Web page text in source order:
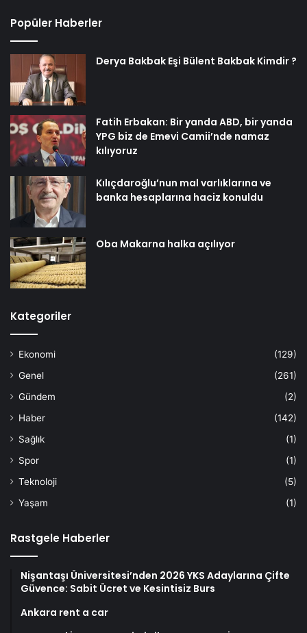
Popüler Haberler
Derya Bakbak Eşi Bülent Bakbak Kimdir ?
Fatih Erbakan: Bir yanda ABD, bir yanda
YPG biz de Emevi Camii’nde namaz
kılıyoruz
Kılıçdaroğlu’nun mal varlıklarına ve
banka hesaplarına haciz konuldu
Oba Makarna halka açılıyor
Kategoriler
Ekonomi
(129)
Genel
(261)
Gündem
(2)
Haber
(142)
Sağlık
(1)
Spor
(1)
Teknoloji
(5)
Yaşam
(1)
Rastgele Haberler
Nişantaşı Üniversitesi’nden 2026 YKS Adaylarına Çifte
Güvence: Sabit Ücret ve Kesintisiz Burs
Ankara rent a car